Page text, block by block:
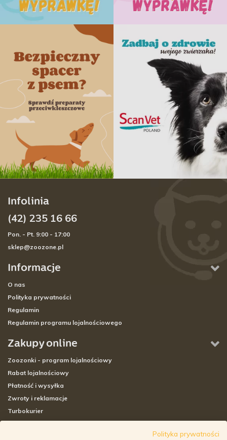
Informacje
O nas
Polityka prywatności
Regulamin
Regulamin programu lojalnościowego
Zakupy online
Zoozonki - program lojalnościowy
Rabat lojalnościowy
Płatność i wysyłka
Zwroty i reklamacje
Turbokurier
Infolinia
(42) 235 16 66
Pon. - Pt. 9:00 - 17:00
sklep@zoozone.pl
Polityka prywatności